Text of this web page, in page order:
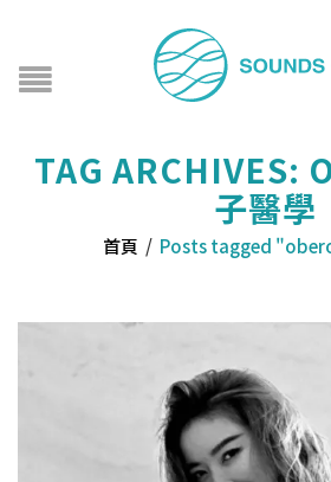
TAG ARCHIVES:
子醫學
首頁 / Posts tagged